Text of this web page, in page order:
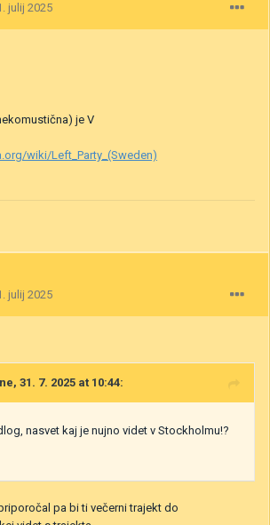
julij 2025
je V
wiki/Left_Party_(Sweden)
julij 2025
31. 7. 2025 at 10:44:
nasvet kaj je nujno videt v Stockholmu!?
pa bi ti večerni trajekt do